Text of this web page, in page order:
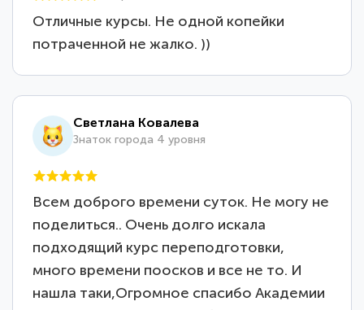
Отличные курсы. Не одной копейки
потраченной не жалко. ))
Светлана Ковалева
Знаток города 4 уровня
Всем доброго времени суток. Не могу не
поделиться.. Очень долго искала
подходящий курс переподготовки,
много времени поосков и все не то. И
нашла таки,Огромное спасибо Академии